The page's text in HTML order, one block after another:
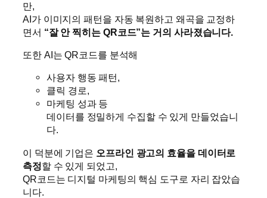
만,
AI가 이미지의 패턴을 자동 복원하고 왜곡을 교정하
면서 “잘 안 찍히는 QR코드”는 거의 사라졌습니다.
또한 AI는 QR코드를 분석해
사용자 행동 패턴,
클릭 경로,
마케팅 성과 등
데이터를 정밀하게 수집할 수 있게 만들었습니
다.
이 덕분에 기업은 오프라인 광고의 효율을 데이터로
측정할 수 있게 되었고,
QR코드는 디지털 마케팅의 핵심 도구로 자리 잡았습
니다.